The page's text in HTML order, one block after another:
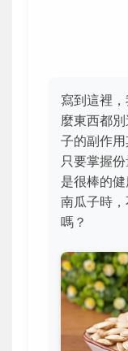
寫到這裡
麼東西都
子的副作用
只要掌握
是很棒的
南瓜子時
嗎？